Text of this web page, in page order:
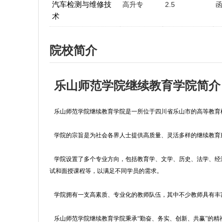
汽车检测与维修技
术
高升专 2.5
院校简介
乐山师范学院继续教育学院简介
乐山师范学院继续教育学院是一所位于四川省乐山市的高等教
学院的宗旨是为社会各界人士提供高质量、灵活多样的继续教
学院设置了多个专业方向，包括教育学、文学、历史、法学、
试和面授课程等，以满足不同学员的需求。
学院拥有一支高素质、专业化的教师队伍，其中不少教师具有
乐山师范学院继续教育学院秉承“勤奋、务实、创新、共赢”的